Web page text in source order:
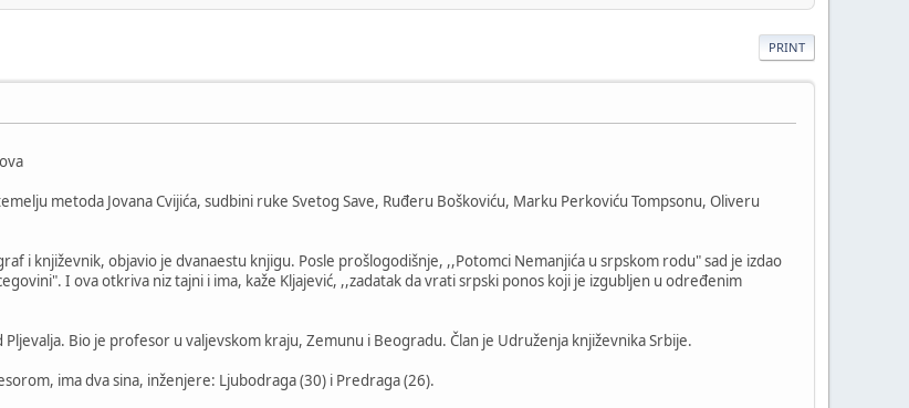
PRINT
metoda Jovana Cvijića, sudbini ruke Svetog Save, Ruđeru Boškoviću, Marku Perkoviću Tompsonu, Oliveru
i književnik, objavio je dvanaestu knjigu. Posle prošlogodišnje, ,,Potomci Nemanjića u srpskom rodu" sad je izdao
I ova otkriva niz tajni i ima, kaže Kljajević, ,,zadatak da vrati srpski ponos koji je izgubljen u određenim
Pljevalja. Bio je profesor u valjevskom kraju, Zemunu i Beogradu. Član je Udruženja književnika Srbije.
ima dva sina, inženjere: Ljubodraga (30) i Predraga (26).